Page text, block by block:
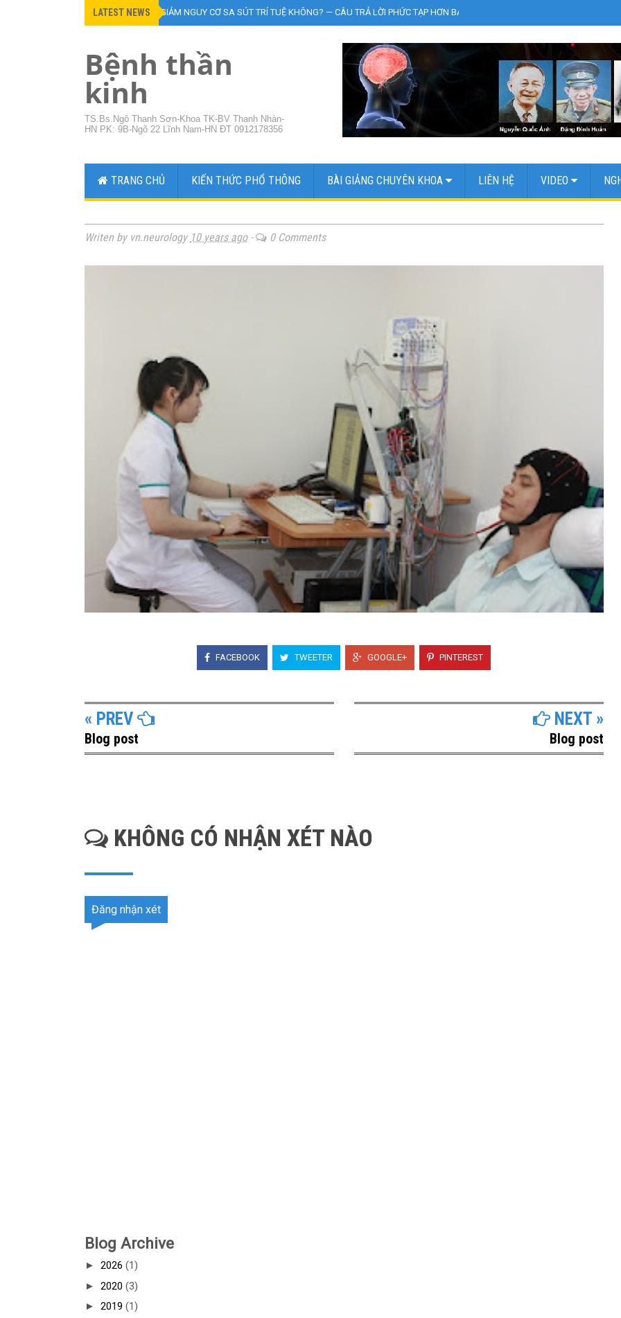
LATEST NEWS
» ĂN CHAY CÓ GIẢM NGUY CƠ SA SÚT TRÍ TUỆ KHÔNG? — CÂU TRẢ LỜI PHỨC TẠP HƠN BẠN NGHĨ
Bệnh thần
kinh
TS.Bs.Ngô Thanh Sơn-Khoa TK-BV Thanh Nhàn-
HN PK: 9B-Ngõ 22 Lĩnh Nam-HN ĐT 0912178356
TRANG CHỦ KIẾN THỨC PHỔ THÔNG BÀI GIẢNG CHUYÊN KHOA LIÊN HỆ VIDEO
Writen by vn.neurology 10 years ago- 0 Comments
FACEBOOK TWEETER GOOGLE+ PINTEREST
« PREV
Blog post
NEXT »
Blog post
KHÔNG CÓ NHẬN XÉT NÀO
Đăng nhận xét
Blog Archive
► 2026 (1)
► 2020 (3)
► 2019 (1)